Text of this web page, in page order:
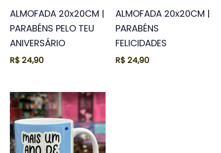
ALMOFADA 20x20CM |
PARABÉNS PELO TEU
ANIVERSÁRIO
R$ 24,90
ALMOFADA 20x20CM |
PARABÉNS
FELICIDADES
R$ 24,90